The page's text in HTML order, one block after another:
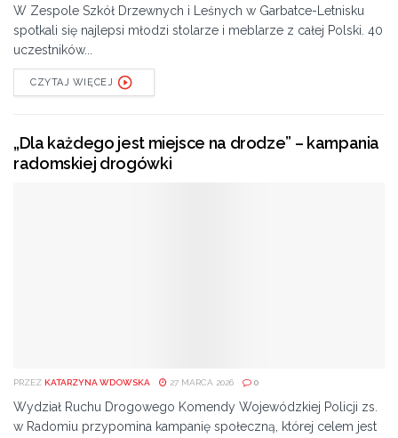
W Zespole Szkół Drzewnych i Leśnych w Garbatce-Letnisku
spotkali się najlepsi młodzi stolarze i meblarze z całej Polski. 40
uczestników...
CZYTAJ WIĘCEJ
„Dla każdego jest miejsce na drodze” – kampania
radomskiej drogówki
PRZEZ KATARZYNA WDOWSKA 27 MARCA 2026 0
Wydział Ruchu Drogowego Komendy Wojewódzkiej Policji zs.
w Radomiu przypomina kampanię społeczną, której celem jest